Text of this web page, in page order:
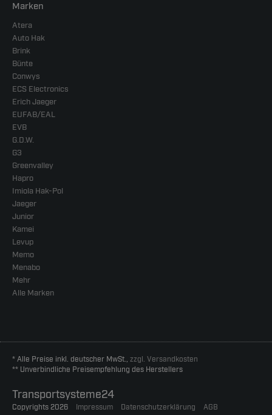
Marken
Atera
Auto Hak
Brink
Bünte
Conwys
ECS Electronics
Erich Jaeger
EUFAB/EAL
EVB
G.D.W.
G3
Greenvalley
Hapro
Imiola Hak-Pol
Jaeger
Junior
Kamei
Levup
Memo
Menabo
Mehr
Alle Marken
* Alle Preise inkl. deutscher MwSt., zzgl. Versandkosten
** Unverbindliche Preisempfehlung des Herstellers
Transportsysteme24
Copyrights 2026 Impressum Datenschutzerklärung AGB